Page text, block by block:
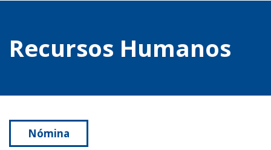
Recursos Humanos
Nómina